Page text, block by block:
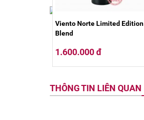
Viento Norte Limited Edition
Blend
1.600.000 đ
THÔNG TIN LIÊN QUAN